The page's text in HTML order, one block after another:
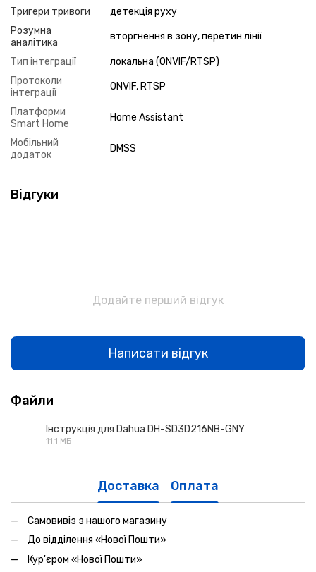
Тригери тривоги
детекція руху
Розумна
аналітика
вторгнення в зону, перетин лінії
Тип інтеграції
локальна (ONVIF/RTSP)
Протоколи
інтеграції
ONVIF, RTSP
Платформи
Smart Home
Home Assistant
Мобільний
додаток
DMSS
Відгуки
Додайте перший відгук
Написати відгук
Файли
Інструкція для Dahua DH-SD3D216NB-GNY
11.1 МБ
Доставка Оплата
Самовивіз з нашого магазину
До відділення «Нової Пошти»
Кур'єром «Нової Пошти»